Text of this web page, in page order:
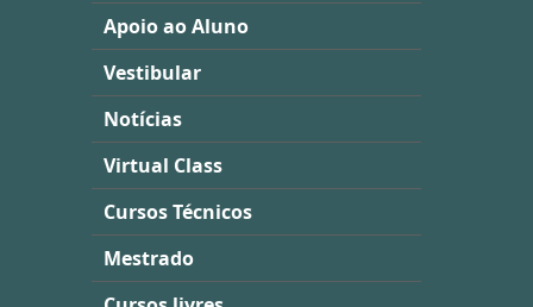
Apoio ao Aluno
Vestibular
Notícias
Virtual Class
Cursos Técnicos
Mestrado